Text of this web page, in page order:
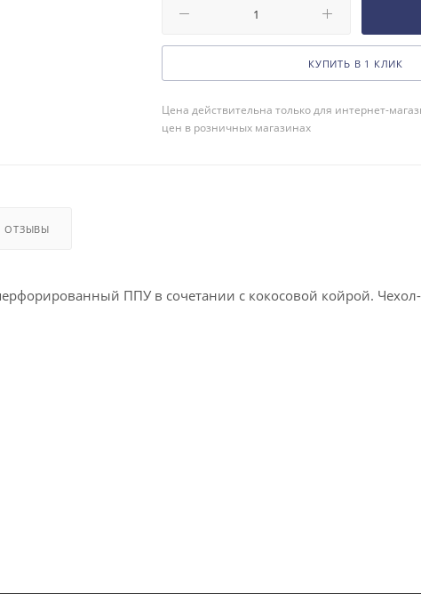
КУПИТЬ В 1 КЛИК
Цена действительна только для интернет-
цен в розничных магазинах
ОТЗЫВЫ
ППУ в сочетании с кокосовой койрой.